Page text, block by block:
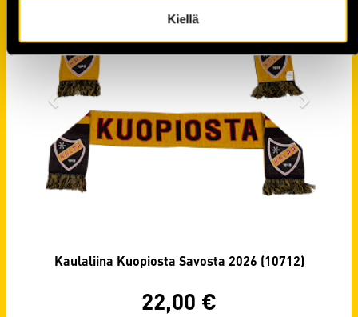
Kiellä
Kaulaliina Kuopiosta Savosta 2026 (10712)
22,00 €